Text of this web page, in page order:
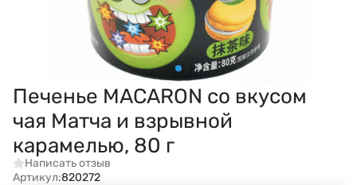
Печенье MACARON со вкусом
чая Матча и взрывной
карамелью, 80 г
Написать отзыв
Артикул:820272